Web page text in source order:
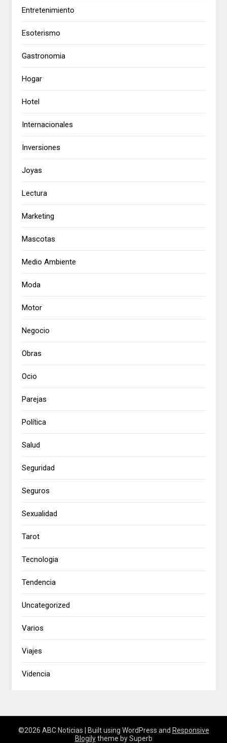
Entretenimiento
Esoterismo
Gastronomia
Hogar
Hotel
Internacionales
Inversiones
Joyas
Lectura
Marketing
Mascotas
Medio Ambiente
Moda
Motor
Negocio
Obras
Ocio
Parejas
Política
Salud
Seguridad
Seguros
Sexualidad
Tarot
Tecnologia
Tendencia
Uncategorized
Varios
Viajes
Videncia
©2026 ABC Noticias | Built using WordPress and Responsive
Blogilytheme by Superb